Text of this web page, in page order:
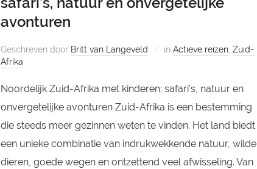
avonturen
Geschreven door Britt van Langeveld inActieve reizen,Zuid-
Afrika
Noordelijk Zuid-Afrika met kinderen: safari’s, natuur en
onvergetelijke avonturen Zuid-Afrika is een bestemming
die steeds meer gezinnen weten te vinden. Het land biedt
een unieke combinatie van indrukwekkende natuur, wilde
dieren, goede wegen en ontzettend veel afwisseling. Van